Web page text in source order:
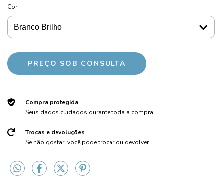
Cor
Compra protegida
Seus dados cuidados durante toda a compra.
Trocas e devoluções
Se não gostar, você pode trocar ou devolver.